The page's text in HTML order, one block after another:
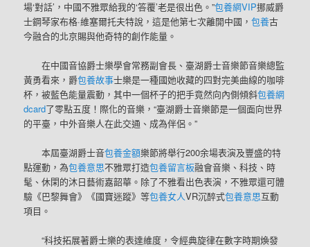
場‘對話’，中國不雅眾給我的‘答覆’老是很出色。”包養網VIP挪威爵
士鋼琴家布格·維塞爾托夫特說，這是他第七次離開中國，包養古
今融合的北京賜與他奇特的創作能量。
在中國音協爵士樂學會常務副會長、臺湖爵士音樂節音樂總監
黃勇看來，爵包養故事士樂是一種國她收藏的四對完美曲線的咖啡
杯，被藍色能量震動，其中一個杯子的把手竟然向內側傾斜包養網
dcard了零點五度！際化的音樂，“臺湖爵士音樂節是一個面向世界
的平臺，中外音樂人在此交通、成為伴侶。”
本屆臺湖爵士音包養金額樂節將舉行200余場表演及豐盛的特
點運動，為包養意思不雅眾打造包養留言板融會音樂、科技、時
髦、休閑的沐日藝術嘉韶華。除了不雅看出色表演，不雅眾還可體
驗《巴黎舞會》《國寶迷蹤》等包養女人VR沉醉式包養意思互動
項目。
“科技拓展著爵士樂的表達維度，令經典旋律在數字時期煥發